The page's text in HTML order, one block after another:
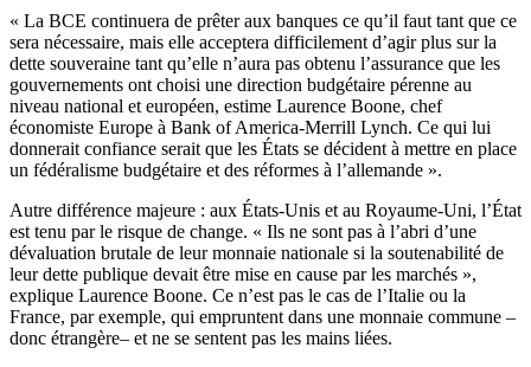
« La BCE continuera de prêter aux banques ce qu’il faut tant que ce
sera nécessaire, mais elle acceptera difficilement d’agir plus sur la
dette souveraine tant qu’elle n’aura pas obtenu l’assurance que les
gouvernements ont choisi une direction budgétaire pérenne au
niveau national et européen, estime Laurence Boone, chef
économiste Europe à Bank of America-Merrill Lynch. Ce qui lui
donnerait confiance serait que les États se décident à mettre en place
un fédéralisme budgétaire et des réformes à l’allemande ».
Autre différence majeure : aux États-Unis et au Royaume-Uni, l’État
est tenu par le risque de change. « Ils ne sont pas à l’abri d’une
dévaluation brutale de leur monnaie nationale si la soutenabilité de
leur dette publique devait être mise en cause par les marchés »,
explique Laurence Boone. Ce n’est pas le cas de l’Italie ou la
France, par exemple, qui empruntent dans une monnaie commune –
donc étrangère– et ne se sentent pas les mains liées.